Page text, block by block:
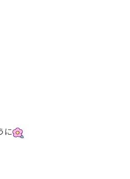
に